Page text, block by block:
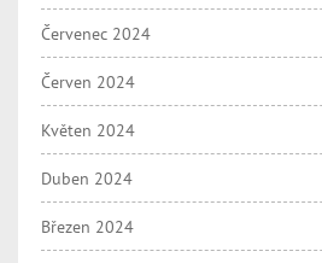
Červenec 2024
Červen 2024
Květen 2024
Duben 2024
Březen 2024